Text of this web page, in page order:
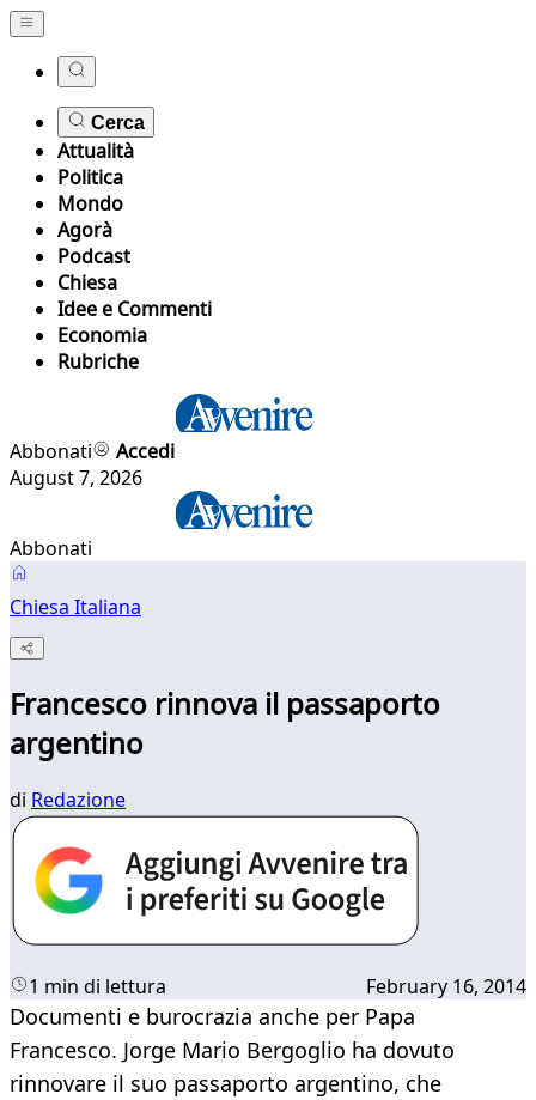
Cerca
Attualità
Politica
Mondo
Agorà
Podcast
Chiesa
Idee e Commenti
Economia
Rubriche
Abbonati
Accedi
August 7, 2026
Abbonati
Chiesa Italiana
Francesco rinnova il passaporto
argentino
di Redazione
1 min di lettura February 16, 2014
Documenti e burocrazia anche per Papa
Francesco. Jorge Mario Bergoglio ha dovuto
rinnovare il suo passaporto argentino, che